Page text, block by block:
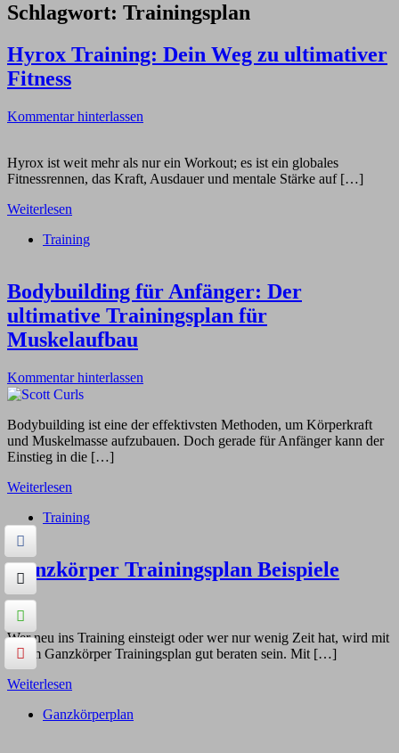
Schlagwort: Trainingsplan
Hyrox Training: Dein Weg zu ultimativer
Fitness
Kommentar hinterlassen
Hyrox ist weit mehr als nur ein Workout; es ist ein globales
Fitnessrennen, das Kraft, Ausdauer und mentale Stärke auf […]
Weiterlesen
Training
Bodybuilding für Anfänger: Der
ultimative Trainingsplan für
Muskelaufbau
Kommentar hinterlassen
Bodybuilding ist eine der effektivsten Methoden, um Körperkraft
und Muskelmasse aufzubauen. Doch gerade für Anfänger kann der
Einstieg in die […]
Weiterlesen
Training
Ganzkörper Trainingsplan Beispiele
Wer neu ins Training einsteigt oder wer nur wenig Zeit hat, wird mit
einem Ganzkörper Trainingsplan gut beraten sein. Mit […]
Weiterlesen
Ganzkörperplan